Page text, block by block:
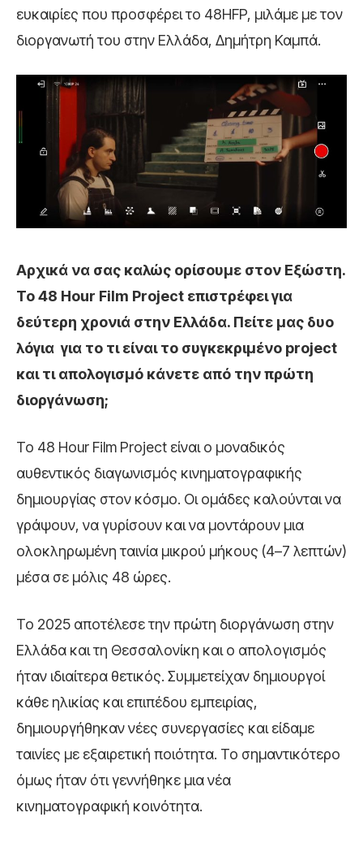
ευκαιρίες που προσφέρει το 48HFP, μιλάμε με τον
διοργανωτή του στην Ελλάδα, Δημήτρη Καμπά.
Αρχικά να σας καλώς ορίσουμε στον Εξώστη.
Το 48 Hour Film Project επιστρέφει για
δεύτερη χρονιά στην Ελλάδα. Πείτε μας δυο
λόγια για το τι είναι το συγκεκριμένο project
και τι απολογισμό κάνετε από την πρώτη
διοργάνωση;
Το 48 Hour Film Project είναι ο μοναδικός
αυθεντικός διαγωνισμός κινηματογραφικής
δημιουργίας στον κόσμο. Οι ομάδες καλούνται να
γράψουν, να γυρίσουν και να μοντάρουν μια
ολοκληρωμένη ταινία μικρού μήκους (4–7 λεπτών)
μέσα σε μόλις 48 ώρες.
Το 2025 αποτέλεσε την πρώτη διοργάνωση στην
Ελλάδα και τη Θεσσαλονίκη και ο απολογισμός
ήταν ιδιαίτερα θετικός. Συμμετείχαν δημιουργοί
κάθε ηλικίας και επιπέδου εμπειρίας,
δημιουργήθηκαν νέες συνεργασίες και είδαμε
ταινίες με εξαιρετική ποιότητα. Το σημαντικότερο
όμως ήταν ότι γεννήθηκε μια νέα
κινηματογραφική κοινότητα.